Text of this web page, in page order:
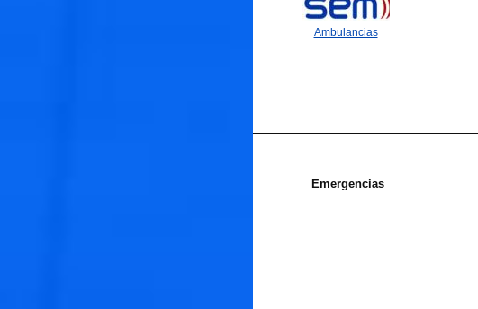
Ambulancias
Emergencias